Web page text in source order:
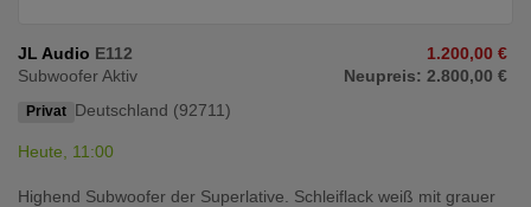
JL Audio E112
Subwoofer Aktiv
Privat Deutschland (92711)
1.200,00 €
Neupreis: 2.800,00 €
Heute, 11:00
Highend Subwoofer der Superlative. Schleiflack weiß mit grauer